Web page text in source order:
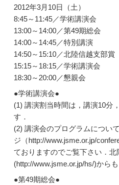
2012年3月10日（土）
8:45～11:45／学術講演会
13:00～14:00／第49期総会
14:00～14:45／特別講演
14:50～15:10／北陸信越支部賞
15:15～18:15／学術講演会
18:30～20:00／懇親会
●学術講演会●
(1) 講演割当時間は，講演10分
す．
(2) 講演会のプログラムについ
ジ（http://www.jsme.or.jp/
ておりますのでご覧下さい．
(http://www.jsme.or.jp/hs/)から
●第49期総会●